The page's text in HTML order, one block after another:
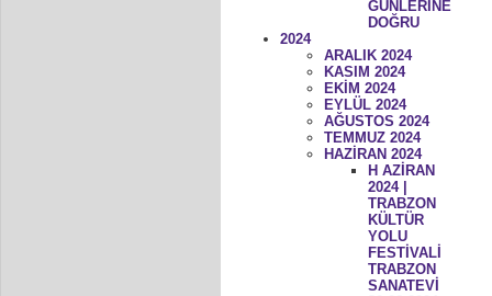
GÜNLERİNE
DOĞRU
2024
ARALIK 2024
KASIM 2024
EKİM 2024
EYLÜL 2024
AĞUSTOS 2024
TEMMUZ 2024
HAZİRAN 2024
H AZİRAN
2024 |
TRABZON
KÜLTÜR
YOLU
FESTİVALİ
TRABZON
SANATEVİ